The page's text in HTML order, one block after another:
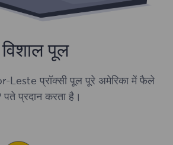
पूल
Leste प्रॉक्सी पूल पूरे अमेरिका में फैले
प्रदान करता है।